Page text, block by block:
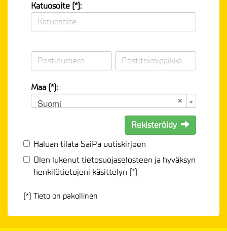
Katuosoite (*):
Maa (*):
Suomi
Rekisteröidy
Haluan tilata SaiPa uutiskirjeen
Olen lukenuttietosuojaselosteen ja hyväksyn
henkilötietojeni käsittelyn (*)
(*) Tieto on pakollinen